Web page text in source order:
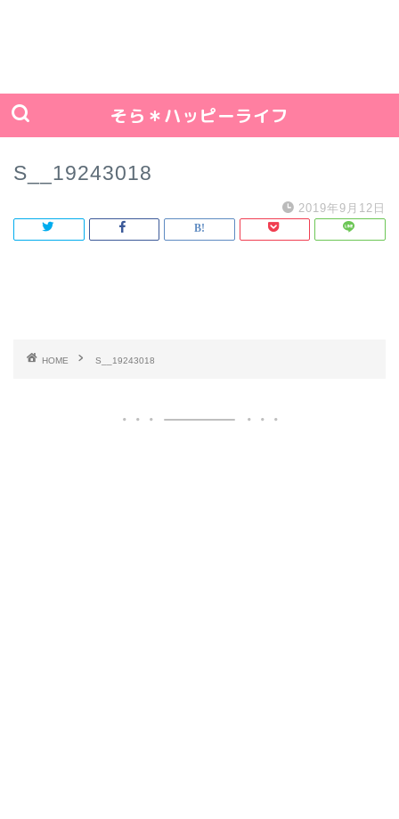
そら＊ハッピーライフ
S__19243018
2019年9月12日
HOME S__19243018